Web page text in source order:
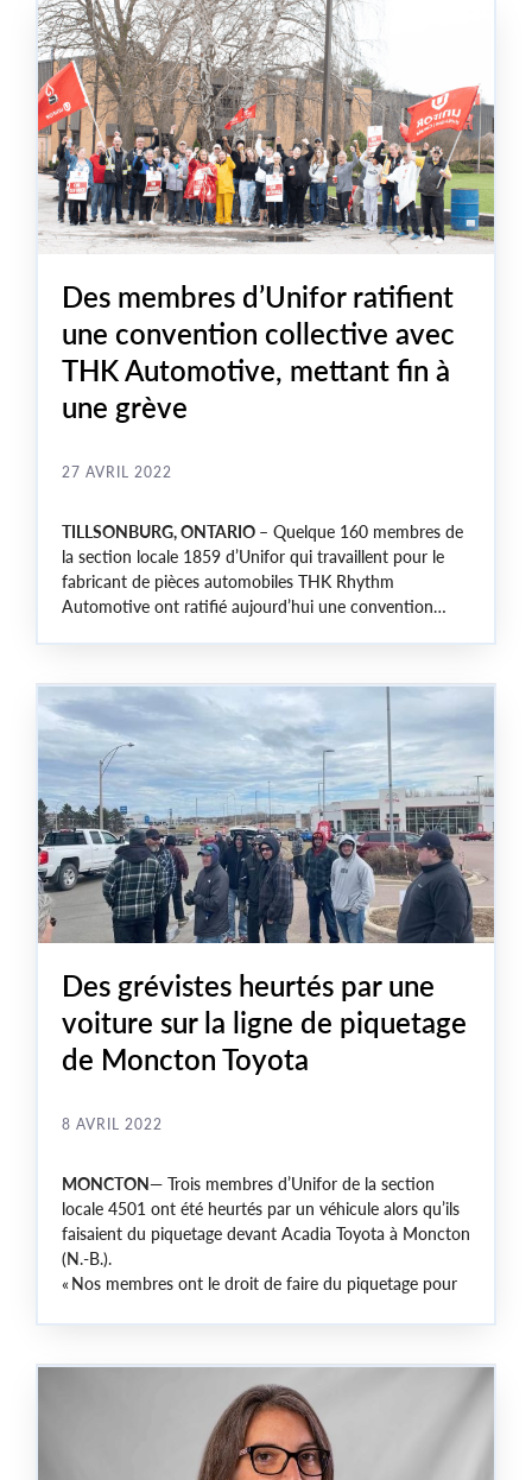
Des membres d’Unifor ratifient
une convention collective avec
THK Automotive, mettant fin à
une grève
27 AVRIL 2022
TILLSONBURG, ONTARIO – Quelque 160 membres de
la section locale 1859 d’Unifor qui travaillent pour le
fabricant de pièces automobiles THK Rhythm
Automotive ont ratifié aujourd’hui une convention
Des grévistes heurtés par une
voiture sur la ligne de piquetage
de Moncton Toyota
8 AVRIL 2022
MONCTON— Trois membres d’Unifor de la section
locale 4501 ont été heurtés par un véhicule alors qu’ils
faisaient du piquetage devant Acadia Toyota à Moncton
(N.-B.).
« Nos membres ont le droit de faire du piquetage pour
subi que des coups et des contusions, mais cela aurait
pu se terminer de façon tragique. »